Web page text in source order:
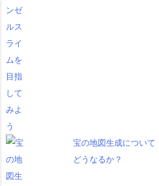
宝の地図生成につい
どうなるか？